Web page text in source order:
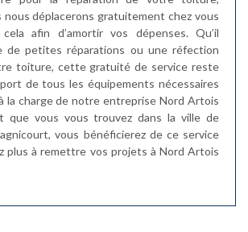
nous déplacerons gratuitement chez vous
afin d’amortir vos dépenses. Qu’il
de petites réparations ou une réfection
toiture, cette gratuité de service reste
de tous les équipements nécessaires
la charge de notre entreprise Nord Artois
que vous vous trouvez dans la ville de
vous bénéficierez de ce service
plus à remettre vos projets à Nord Artois